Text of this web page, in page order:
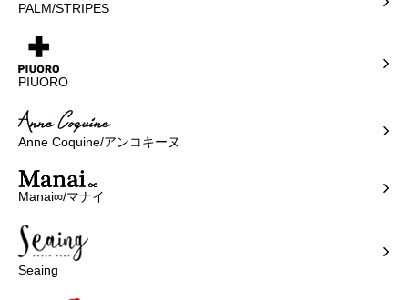
PALM/STRIPES
PIUORO
Anne Coquine/アンコキーヌ
Manai∞/マナイ
Seaing